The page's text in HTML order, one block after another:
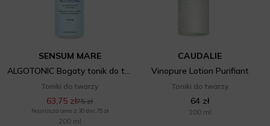
SENSUM MARE
Toniki do twarzy
63,75 zł75 zł
Najniższa cena z 30 dni: 75 zł
200 ml
CAUDALIE
Vinopure Lotion Purifiant
Toniki do twarzy
64 zł
200 ml